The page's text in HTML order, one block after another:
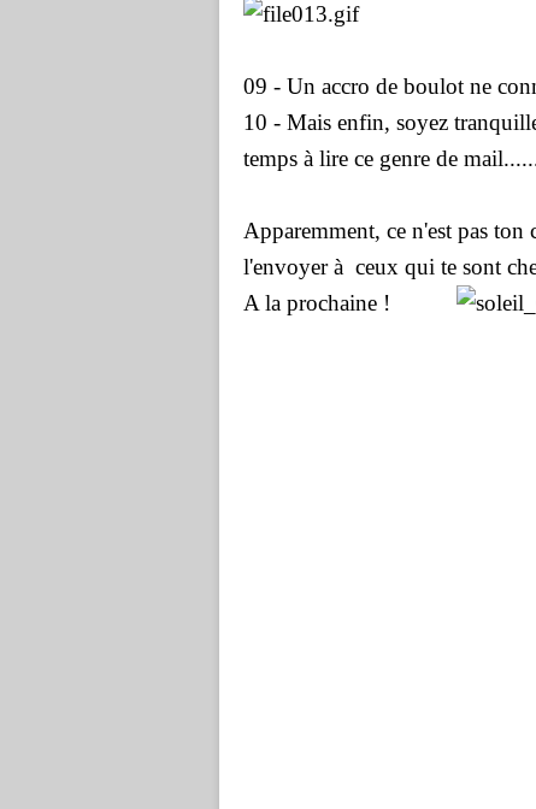
09 - Un accro de boulot ne
10 - Mais enfin, soyez
temps à lire ce genre de
Apparemment, ce n'est pas
l'envoyer à ceux qui te sont
A la prochaine !